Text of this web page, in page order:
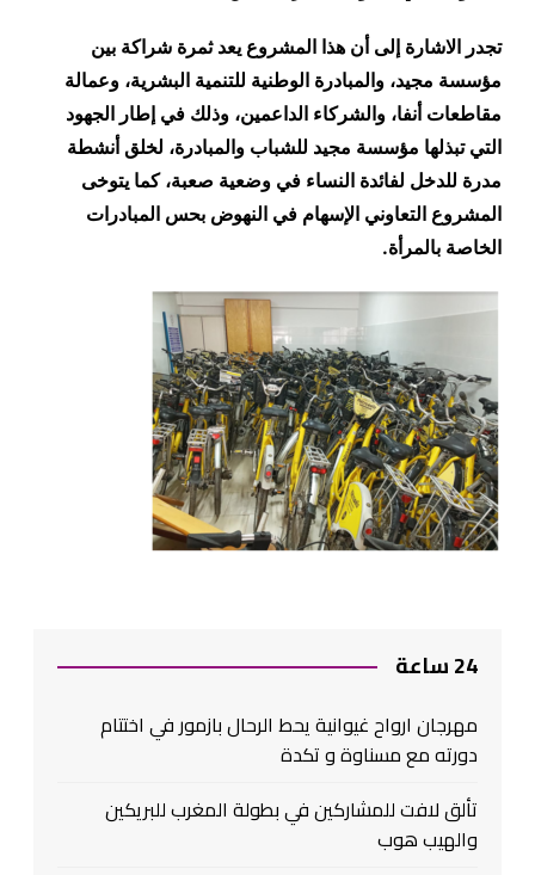
تجدر الاشارة إلى أن هذا المشروع يعد ثمرة شراكة بين
مؤسسة مجيد، والمبادرة الوطنية للتنمية البشرية، وعمالة
مقاطعات أنفا، والشركاء الداعمين، وذلك في إطار الجهود
التي تبذلها مؤسسة مجيد للشباب والمبادرة، لخلق أنشطة
مدرة للدخل لفائدة النساء في وضعية صعبة، كما يتوخى
المشروع التعاوني الإسهام في النهوض بحس المبادرات
الخاصة بالمرأة.
24 ساعة
مهرجان ارواح غيوانية يحط الرحال بازمور في اختتام
دورته مع مسناوة و تكدة
تألق لافت للمشاركين في بطولة المغرب للبريكين
والهيب هوب